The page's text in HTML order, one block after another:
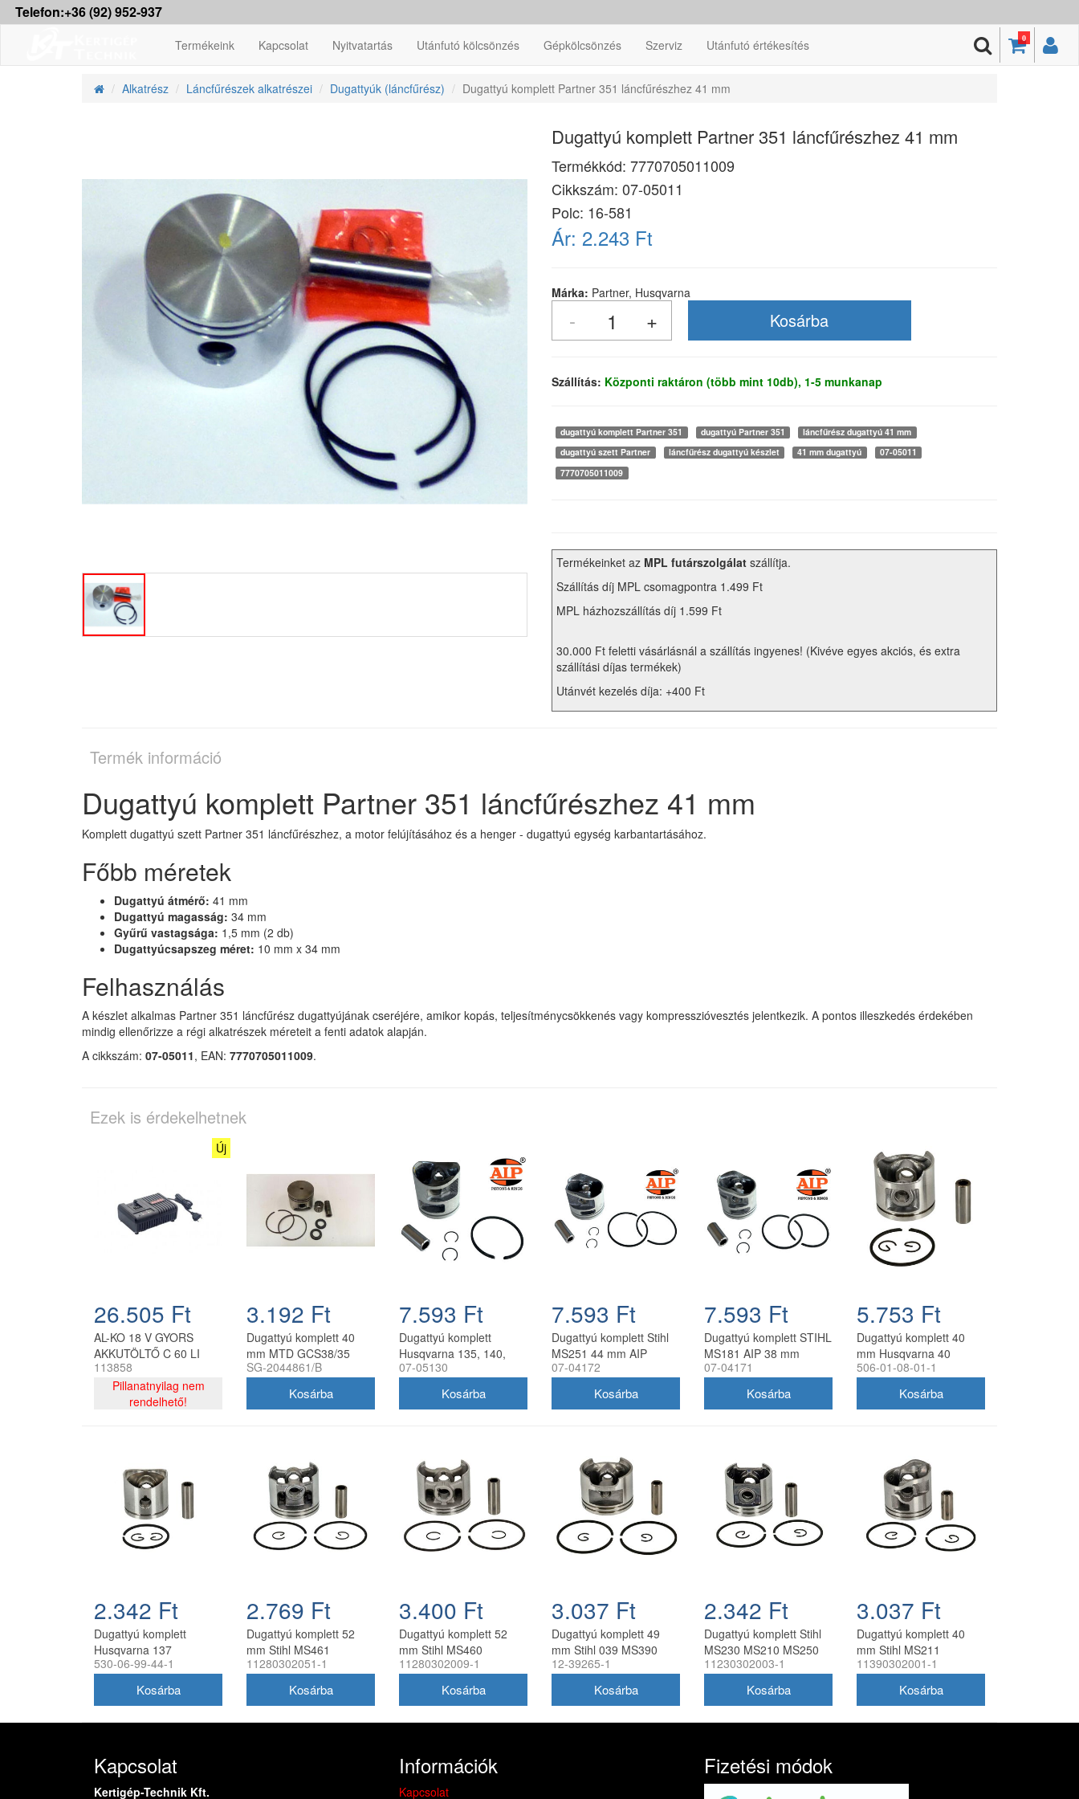
Telefon:+36 (92) 952-937
0
Termékeink Kapcsolat Nyitvatartás Utánfutó kölcsönzés Gépkölcsönzés Szerviz Utánfutó értékesítés
Alkatrész Láncfűrészek alkatrészei Dugattyúk (láncfűrész) Dugattyú komplett Partner 351 láncfűrészhez 41 mm
Dugattyú komplett Partner 351 láncfűrészhez 41 mm
Termékkód: 7770705011009
Cikkszám: 07-05011
Polc: 16-581
Ár: 2.243 Ft
Márka: Partner, Husqvarna
Szállítás: Központi raktáron (több mint 10db), 1-5 munkanap
dugattyú komplett Partner 351 dugattyú Partner 351
láncfűrész dugattyú 41 mm
dugattyú szett Partner
láncfűrész dugattyú készlet 41 mm dugattyú
07-05011
7770705011009
Termékeinket az MPL futárszolgálat szállítja.
Szállítás díj MPL csomagpontra 1.499 Ft
MPL házhozszállítás díj 1.599 Ft
30.000 Ft feletti vásárlásnál a szállítás ingyenes! (Kivéve egyes akciós, és extra
szállítási díjas termékek)
Utánvét kezelés díja: +400 Ft
Termék információ
Dugattyú komplett Partner 351 láncfűrészhez 41 mm
Komplett dugattyú szett Partner 351 láncfűrészhez, a motor felújításához és a henger - dugattyú egység karbantartásához.
Főbb méretek
Dugattyú átmérő: 41 mm
Dugattyú magasság: 34 mm
Gyűrű vastagsága: 1,5 mm (2 db)
Dugattyúcsapszeg méret: 10 mm x 34 mm
Felhasználás
A készlet alkalmas Partner 351 láncfűrész dugattyújának cseréjére, amikor kopás, teljesítménycsökkenés vagy kompresszióvesztés jelentkezik. A pontos illeszkedés érdekében
mindig ellenőrizze a régi alkatrészek méreteit a fenti adatok alapján.
A cikkszám: 07-05011, EAN: 7770705011009.
Ezek is érdekelhetnek
Új
26.505 Ft
AL-KO 18 V GYORS
AKKUTÖLTŐ C 60 LI
KIFUTÓ TERMÉK
113858
Pillanatnyilag nem
rendelhető!
3.192 Ft
Dugattyú komplett 40
mm MTD GCS38/35
láncfűrészhez
SG-2044861/B
7.593 Ft
Dugattyú komplett
Husqvarna 135, 140,
435, 440 AIP 41 mm
07-05130
7.593 Ft
Dugattyú komplett Stihl
MS251 44 mm AIP
07-04172
7.593 Ft
Dugattyú komplett STIHL
MS181 AIP 38 mm
07-04171
5.753 Ft
Dugattyú komplett 40
mm Husqvarna 40
láncfűrészhez
506-01-08-01-1
2.342 Ft
Dugattyú komplett
Husqvarna 137
láncfűrészhez 38 mm
530-06-99-44-1
2.769 Ft
Dugattyú komplett 52
mm Stihl MS461
láncfűrészhez
11280302051-1
3.400 Ft
Dugattyú komplett 52
mm Stihl MS460
láncfűrészhez
11280302009-1
3.037 Ft
Dugattyú komplett 49
mm Stihl 039 MS390
láncfűrészhez
12-39265-1
2.342 Ft
Dugattyú komplett Stihl
MS230 MS210 MS250
láncfűrészhez 40 mm
11230302003-1
3.037 Ft
Dugattyú komplett 40
mm Stihl MS211
láncfűrészhez
11390302001-1
Kapcsolat
Kertigép-Technik Kft.
Információk
Kapcsolat
Fizetési módok